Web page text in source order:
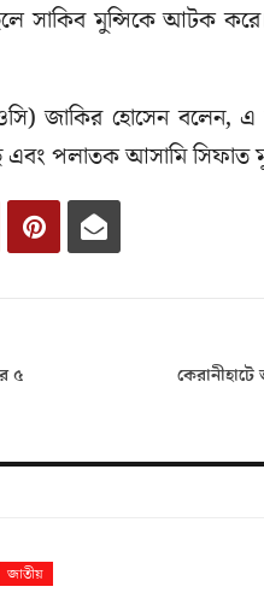
সাকিব মুন্সিকে আটক
জাকির হোসেন বলেন, এ
পলাতক আসামি সিফাত
৫
জাতীয়